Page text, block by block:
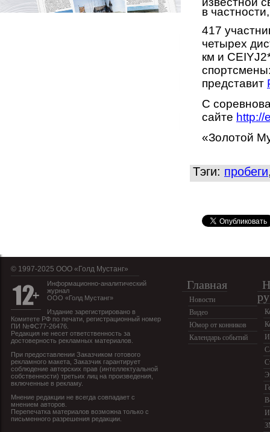
в
417
четырех
км и
представит
С
сайте http://
«Золотой
Тэги: пробеги
© 1997-2025 OOO «Голд Мустанг»
Информационно-аналитический
журнал
ООО «Голд Мустанг»
Издание зарегистрировано в
Комитете РФ по печати, регистрационный номер
ПИ №ФС77-26476.
Редакция не несет ответственность за
достоверность рекламных материалов.
При предоставлении Заказчиком готового
рекламного макета, Заказчик гарантирует
соблюдение авторских прав (интеллектуальной
собственности) третьих лиц на произведения,
включенные в рекламу.
Мнение редакции не всегда совпадает с
мнением авторов.
Перепечатка материалов возможна только с
письменного разрешения редакции.
Главная
Новости
Видео
Юмор от конников
Календарь событий